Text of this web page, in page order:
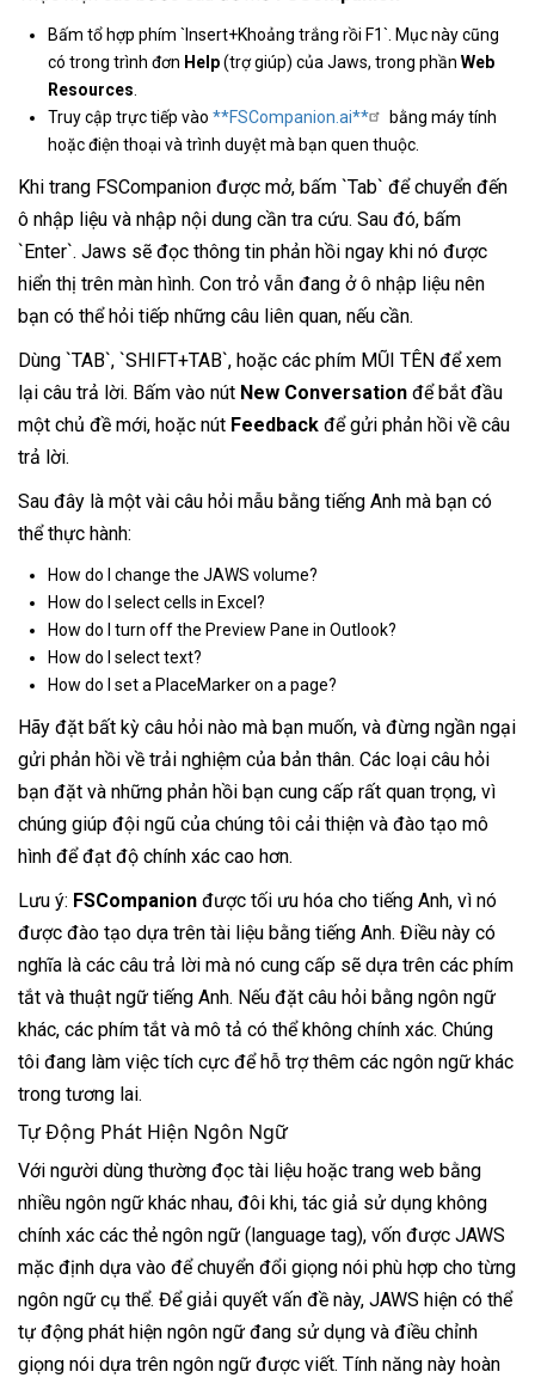
Bấm tổ hợp phím `Insert+Khoảng trắng rồi F1`. Mục này cũng
có trong trình đơn Help(trợ giúp) của Jaws, trong phần Web
Resources
Truy cập trực tiếp vào **FSCompanion.ai**
bằng máy tính
hoặc điện thoại và trình duyệt mà bạn quen thuộc.
Khi trang FSCompanion được mở, bấm `Tab` để chuyển đến
ô nhập liệu và nhập nội dung cần tra cứu. Sau đó, bấm
`Enter`. Jaws sẽ đọc thông tin phản hồi ngay khi nó được
hiển thị trên màn hình. Con trỏ vẫn đang ở ô nhập liệu nên
bạn có thể hỏi tiếp những câu liên quan, nếu cần.
Dùng `TAB`, `SHIFT+TAB`, hoặc các phím MŨI TÊN để xem
lại câu trả lời. Bấm vào nút New Conversation để bắt đầu
một chủ đề mới, hoặc nút Feedback để gửi phản hồi về câu
trả lời.
Sau đây là một vài câu hỏi mẫu bằng tiếng Anh mà bạn có
thể thực hành:
How do I change the JAWS volume?
How do I select cells in Excel?
How do I turn off the Preview Pane in Outlook?
How do I select text?
How do I set a PlaceMarker on a page?
Hãy đặt bất kỳ câu hỏi nào mà bạn muốn, và đừng ngần ngại
gửi phản hồi về trải nghiệm của bản thân. Các loại câu hỏi
bạn đặt và những phản hồi bạn cung cấp rất quan trọng, vì
chúng giúp đội ngũ của chúng tôi cải thiện và đào tạo mô
hình để đạt độ chính xác cao hơn.
Lưu ý: FSCompanion được tối ưu hóa cho tiếng Anh, vì nó
được đào tạo dựa trên tài liệu bằng tiếng Anh. Điều này có
nghĩa là các câu trả lời mà nó cung cấp sẽ dựa trên các phím
tắt và thuật ngữ tiếng Anh. Nếu đặt câu hỏi bằng ngôn ngữ
khác, các phím tắt và mô tả có thể không chính xác. Chúng
tôi đang làm việc tích cực để hỗ trợ thêm các ngôn ngữ khác
trong tương lai.
Tự Động Phát Hiện Ngôn Ngữ
Với người dùng thường đọc tài liệu hoặc trang web bằng
nhiều ngôn ngữ khác nhau, đôi khi, tác giả sử dụng không
chính xác các thẻ ngôn ngữ (language tag), vốn được JAWS
mặc định dựa vào để chuyển đổi giọng nói phù hợp cho từng
ngôn ngữ cụ thể. Để giải quyết vấn đề này, JAWS hiện có thể
tự động phát hiện ngôn ngữ đang sử dụng và điều chỉnh
giọng nói dựa trên ngôn ngữ được viết. Tính năng này hoàn